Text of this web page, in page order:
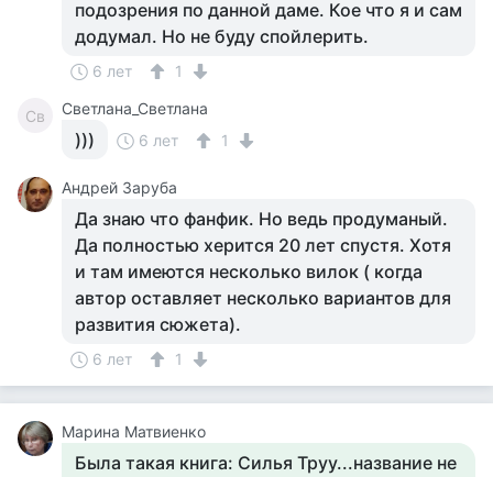
подозрения по данной даме. Кое что я и сам
додумал. Но не буду спойлерить.
6 лет 1
Св Светлана_Светлана
))) 6 лет 1
Андрей Заруба
Да знаю что фанфик. Но ведь продуманый.
Да полностью херится 20 лет спустя. Хотя
и там имеются несколько вилок ( когда
автор оставляет несколько вариантов для
развития сюжета).
6 лет 1
Марина Матвиенко
Была такая книга: Силья Труу...название не